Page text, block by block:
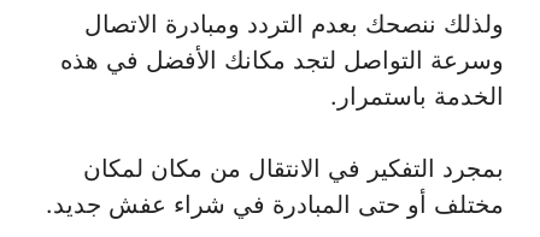
ولذلك ننصحك بعدم التردد ومبادرة الاتصال
وسرعة التواصل لتجد مكانك الأفضل في هذه
الخدمة باستمرار.
بمجرد التفكير في الانتقال من مكان لمكان
مختلف أو حتى المبادرة في شراء عفش جديد.